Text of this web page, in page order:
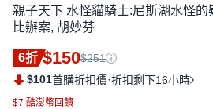
親子天下 水怪貓騎士:尼斯湖水怪的
比辦案, 胡妙芬
6折 $150$251
$101首購折扣價·折扣剩下16小時
$7 酷澎幣回饋